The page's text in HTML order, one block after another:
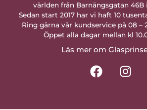
världen från Barnängsgatan 46B
Sedan start 2017 har vi haft 10
Ring gärna vår kundservice på 08 –
Öppet alla dagar mellan kl
Läs mer om
F
a
I
n